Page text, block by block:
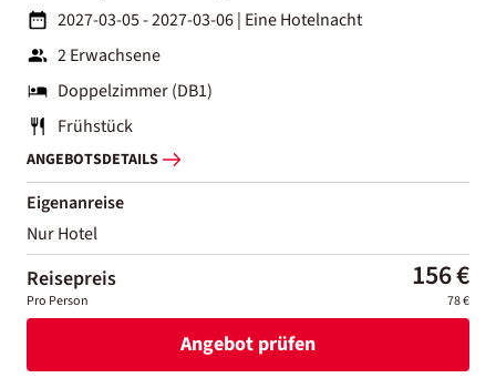
2027-03-05 - 2027-03-06| Eine Hotelnacht
2 Erwachsene
Doppelzimmer (DB1)
Frühstück
ANGEBOTSDETAILS
Eigenanreise
Nur Hotel
Reisepreis 156 €
Pro Person 78 €
Angebot prüfen